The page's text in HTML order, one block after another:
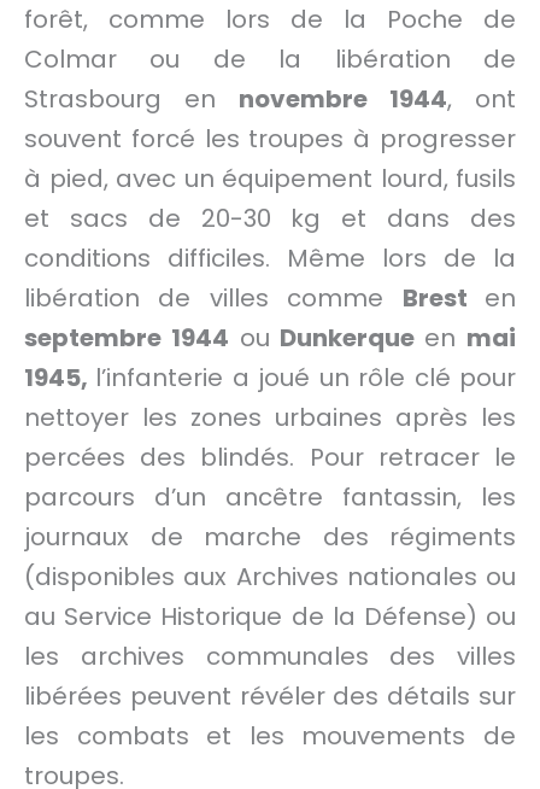
forêt, comme lors de la Poche de
Colmar ou de la libération de
Strasbourg en novembre 1944, ont
souvent forcé les troupes à progresser
à pied, avec un équipement lourd, fusils
et sacs de 20-30 kg et dans des
conditions difficiles. Même lors de la
libération de villes comme Brest en
septembre 1944 ou Dunkerque en mai
1945, l’infanterie a joué un rôle clé pour
nettoyer les zones urbaines après les
percées des blindés. Pour retracer le
parcours d’un ancêtre fantassin, les
journaux de marche des régiments
(disponibles aux Archives nationales ou
au Service Historique de la Défense) ou
les archives communales des villes
libérées peuvent révéler des détails sur
les combats et les mouvements de
troupes.